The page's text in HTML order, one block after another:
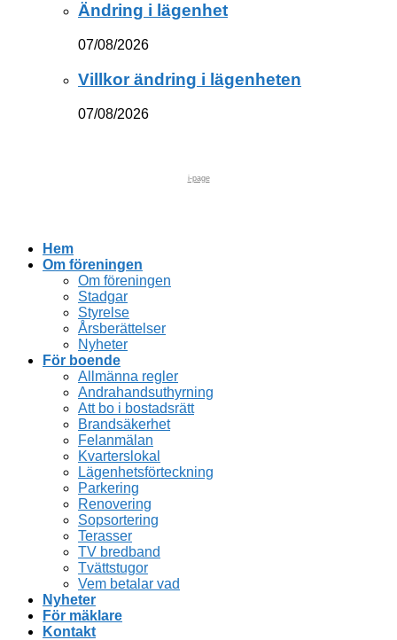
Ändring i lägenhet
07/08/2026
Villkor ändring i lägenheten
07/08/2026
i-page
Hem
Om föreningen
Om föreningen
Stadgar
Styrelse
Årsberättelser
Nyheter
För boende
Allmänna regler
Andrahandsuthyrning
Att bo i bostadsrätt
Brandsäkerhet
Felanmälan
Kvarterslokal
Lägenhetsförteckning
Parkering
Renovering
Sopsortering
Terasser
TV bredband
Tvättstugor
Vem betalar vad
Nyheter
För mäklare
Kontakt